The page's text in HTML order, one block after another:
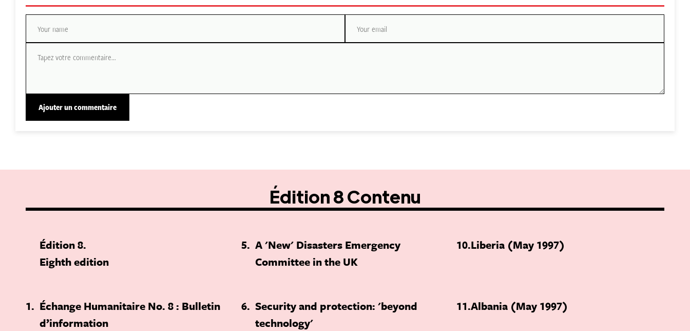
Édition 8 Contenu
Édition 8
Eighth edition
1
Échange Humanitaire No. 8 : Bulletin
d’information
5 A 'New' Disasters Emergency
Committee in the UK
6 Security and protection: 'beyond
technology'
10 Liberia (May 1997)
11Albania (May 1997)